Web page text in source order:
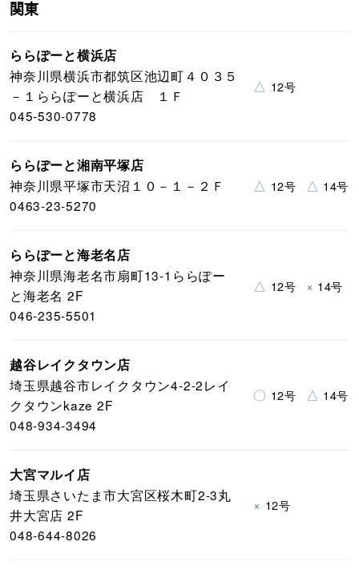
関東
ららぽーと横浜店
神奈川県横浜市都筑区池辺町４０３５
－１ららぽーと横浜店 １Ｆ
045-530-0778
△ 12号
ららぽーと湘南平塚店
神奈川県平塚市天沼１０－１－２Ｆ
0463-23-5270
△ 12号 △ 14号
ららぽーと海老名店
神奈川県海老名市扇町13-1ららぽー
と海老名 2F
046-235-5501
△ 12号 × 14号
越谷レイクタウン店
埼玉県越谷市レイクタウン4-2-2レイ
クタウンkaze 2F
048-934-3494
〇 12号 △ 14号
大宮マルイ店
埼玉県さいたま市大宮区桜木町2-3丸
井大宮店 2F
048-644-8026
× 12号